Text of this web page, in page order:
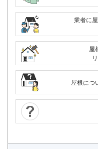
24時間365日対応
業者に
屋
屋根につ